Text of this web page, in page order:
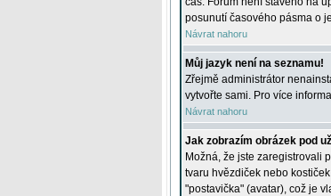
posunutí časového pásma o
Návrat nahoru
Můj jazyk není na seznamu!
Zřejmě administrátor
vytvořte sami. Pro více
Návrat nahoru
Jak zobrazím obrázek pod
Možná, že jste zaregistrovali
tvaru hvězdiček nebo
"postavička" (avatar), což je